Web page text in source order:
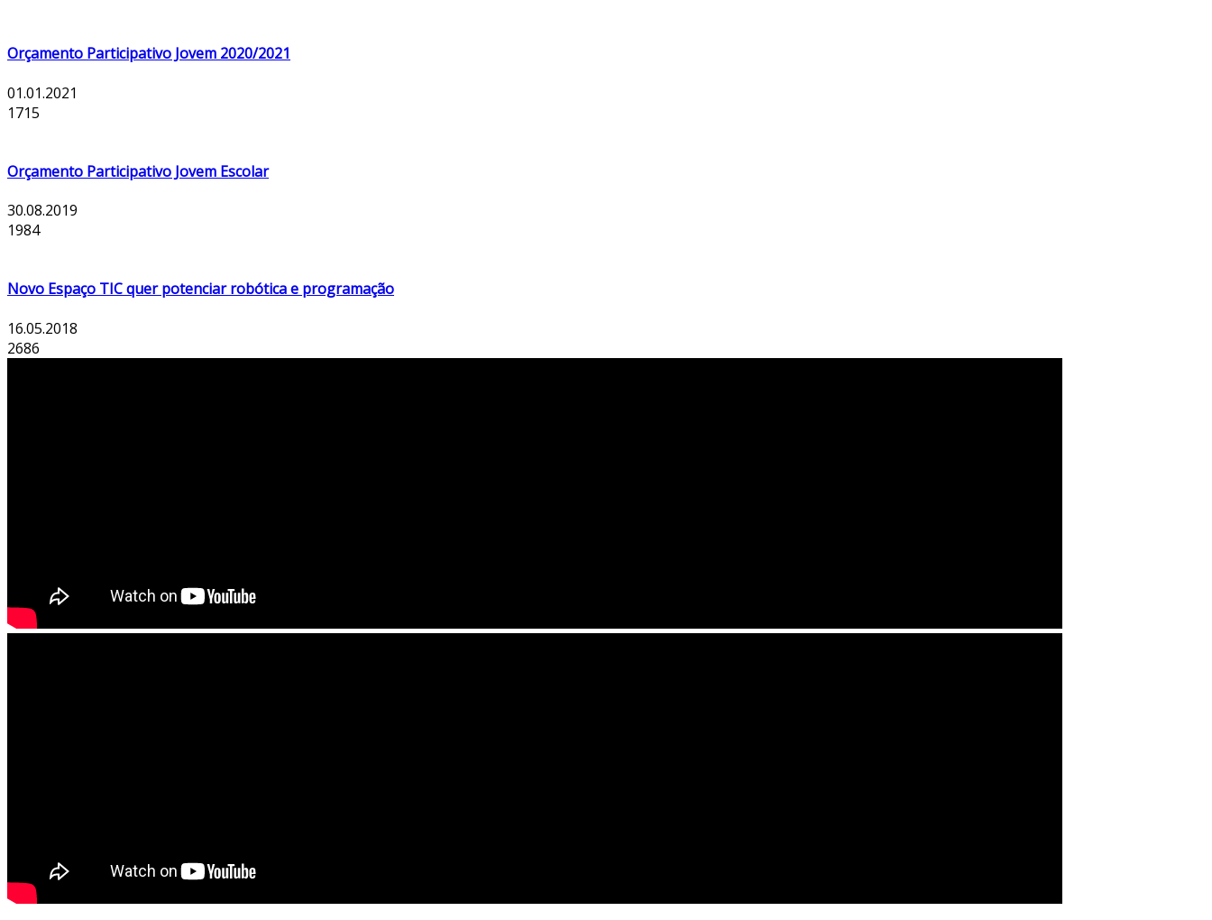
Orçamento Participativo Jovem 2020/2021
01.01.2021
1715
Orçamento Participativo Jovem Escolar
30.08.2019
1984
Novo Espaço TIC quer potenciar robótica e programação
16.05.2018
2686